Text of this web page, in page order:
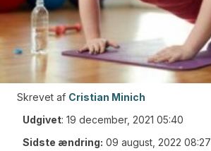
Skrevet af Cristian Minich
Udgivet: 19 december, 2021 05:40
Sidste ændring: 09 august, 2022 08:27